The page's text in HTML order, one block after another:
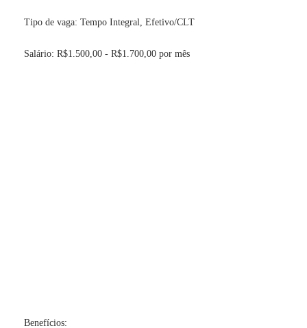
Tipo de vaga: Tempo Integral, Efetivo/CLT
Salário: R$1.500,00 - R$1.700,00 por mês
Benefícios: